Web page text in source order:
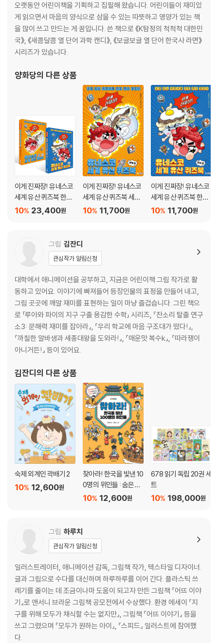
두 우주 체계에 대한 대화 | 갈릴레이
프린키피아 | 뉴턴
종의 기원 | 다윈
꿈의 해석 | 프로이트
신기관 | 베이컨
방법 서설 | 데카르트
실천 이성 비판 | 칸트
공리주의 | 밀
바가바드기타
법화경
오랫동안 어린이책을 기획하고 집필해 왔습니다. 어린이들이 재미있
게 읽으면서 마음의 양식으로 삼을 수 있는 따뜻하고 영양가 있는 책
을 많이 쓰고 만드는 게 꿈입니다. 쓴 책으로 《K탐정의 척척척 대한민
국》, 《새콤달콤 열 단어 과학 캔디》, 《보글보글 열 단어 한국사 라면》
시리즈가 있습니다.
양화당의 다른 상품
이게 진짜장! 유네스코
세계 유산 퀴즈북 한국
편 + 세계 편 세트
23,400원
10%
이게 진짜장! 유네스코
세계 유산 퀴즈북 세계
편
11,700원
10%
이게 진짜장! 유네스코
세계 유산 퀴즈북 한국
편
11,700원
10%
그림 김잔디
관심작가 알림신청
대학에서 애니메이션을 공부하고, 지금은 어린이책 그림 작가로 활
동하고 있어요. 이야기에 빠져들어 등장인물의 표정을 만들어 내고,
그림 곳곳에 깨알 재미를 표현하는 일이 마냥 즐겁습니다. 그린 책으
로 「루아와 파이의 지구 구출 용감한 수학」 시리즈, 『잔소리 탈출 연구
소3: 문해력 재미를 잡아라』, 『우리 학교에 마음 구조대가 떴다!』,
『까칠한 알바생과 세종대왕을 도와라!』, 『매운맛 복수k』, 『따라쟁이
아니거든!』 등이 있어요.
김잔디 의 다른 상품
숙제 외계인 곽배기 2
12,600원
10%
찾아라! 한국을 빛낸 10
0명의 위인들 : 숨은그
림찾기와 노랫말로 만
12,600원
10%
678 읽기 독립 20권 세
트
198,000원
10%
그림 하루치
관심작가 알림신청
일러스트레이터, 애니메이션 감독, 그림책 작가, 텍스타일 디자이너.
글과 그림으로 수다를 대신하며 하루하루를 이어 간다. 플라스틱 쓰
레기를 줄이는 데 조금이나마 도움이 되고자 만든 그림책 『어뜨 이야
기』로 앤서니 브라운 그림책 공모전에서 수상했다. 환경 에세이 『지
구를 위해 모두가 채식할 수는 없지만』, 그림책 『어뜨 이야기』 등을
쓰고 그렸으며 『모두가 원하는 아이』, 『스피드』 일러스트에 참여했
다.